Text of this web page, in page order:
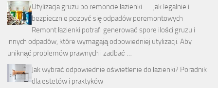
Utylizacja gruzu po remoncie łazienki — jak legalnie i
bezpiecznie pozbyć się odpadów poremontowych
Remont łazienki potrafi generować spore ilości gruzu i
innych odpadów, które wymagają odpowiedniej utylizacji. Aby
uniknąć problemów prawnych i zadbać …
Jak wybrać odpowiednie oświetlenie do łazienki? Poradnik
dla estetów i praktyków